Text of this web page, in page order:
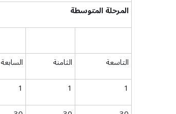
المرحلةالمتوسطة
التاسعة
الثامنة السابعة
1
1
1